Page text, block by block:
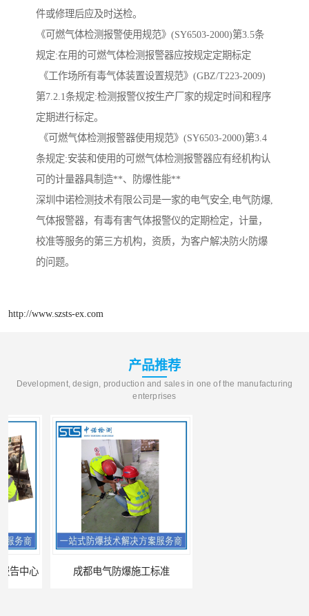
件或修理后应及时送检。
《可燃气体检测报警使用规范》(SY6503-2000)第3.5条
规定:在用的可燃气体检测报警器应按规定定期标定
《工作场所有毒气体装置设置规范》(GBZ/T223-2009)
第7.2.1条规定:检测报警仪按生产厂家的规定时间和程序
定期进行标定。
《可燃气体检测报警器使用规范》(SY6503-2000)第3.4
条规定:安装和使用的可燃气体检测报警器应有经机构认
可的计量器具制造**、防爆性能**
深圳中诺检测技术有限公司是一家的电气安全,电气防爆,
气体报警器，有毒有害气体报警仪的定期检定，计量，
校准等服务的第三方机构，资质，为客户解决防火防爆
的问题。
http://www.szsts-ex.com
产品推荐
Development, design, production and sales in one of the manufacturing
enterprises
成都电气防爆施工标准 昆明防爆CCC认证的资料需求